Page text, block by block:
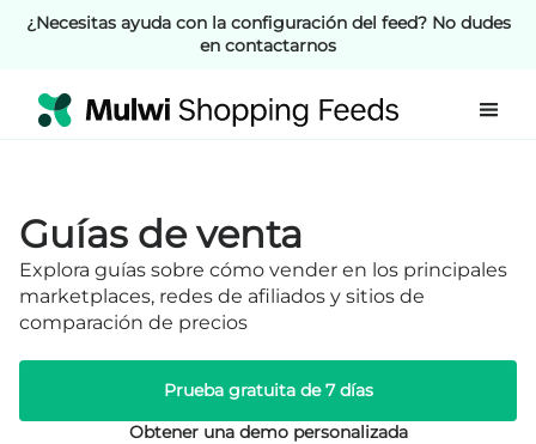
¿Necesitas ayuda con la configuración del feed? No dudes
en contactarnos
Guías de venta
Explora guías sobre cómo vender en los principales
marketplaces, redes de afiliados y sitios de
comparación de precios
Prueba gratuita de 7 días
Obtener una demo personalizada